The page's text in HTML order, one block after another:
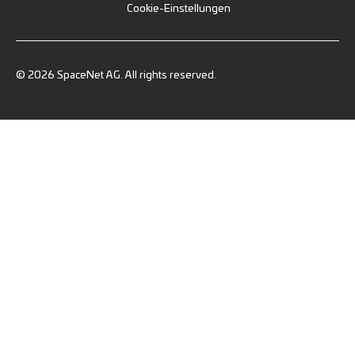
Cookie-Einstellungen
© 2026 SpaceNet AG. All rights reserved.